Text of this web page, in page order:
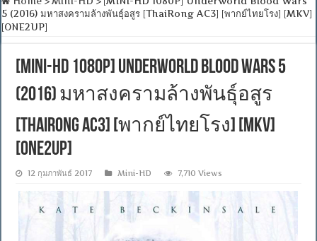
5 (2016) มหาสงครามล้างพันธุ์อสูร [ThaiRong AC3] [พากย์ไทยโรง] [MKV]
[ONE2UP]
[MINI-HD 1080P] Underworld Blood Wars 5
(2016) มหาสงครามล้างพันธุ์อสูร
[ThaiRong AC3] [พากย์ไทยโรง] [MKV]
[ONE2UP]
12 กุมภาพันธ์ 2017 Mini-HD 7,710 Views